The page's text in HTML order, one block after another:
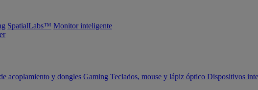
SpatialLabs™ Monitor inteligente
acoplamiento y dongles Gaming Teclados, mouse y lápiz óptico Dispositivos